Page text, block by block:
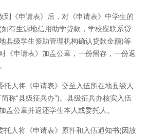
到《申请表》后，对《申请表》中学生的
有生源地信用助学贷款，学校应联系贷
县级学生资助管理机构确认贷款金额)等
《申请表》加盖公章，一份留存，一份返
托人将《申请表》交至入伍所在地县级人
称“县级征兵办”)。县级征兵办核实入伍
盖公章并返还学生本人或委托人。
托人将《申请表》原件和入伍通知书(因故